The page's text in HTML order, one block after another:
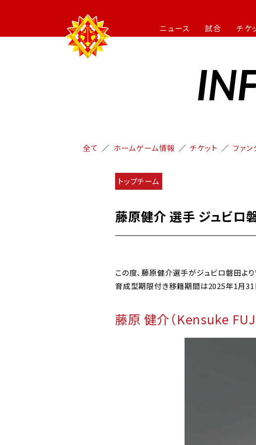
ニュース 試合 チケ
全て ホームゲーム情報 チケット ファン
トップチーム
藤原健介 選手 ジュビロ
この度、藤原健介選手がジュビロ磐田よ
育成型期限付き移籍期間は2025年1月31
藤原 健介（Kensuke